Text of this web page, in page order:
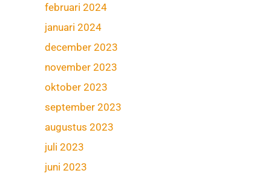
februari 2024
januari 2024
december 2023
november 2023
oktober 2023
september 2023
augustus 2023
juli 2023
juni 2023